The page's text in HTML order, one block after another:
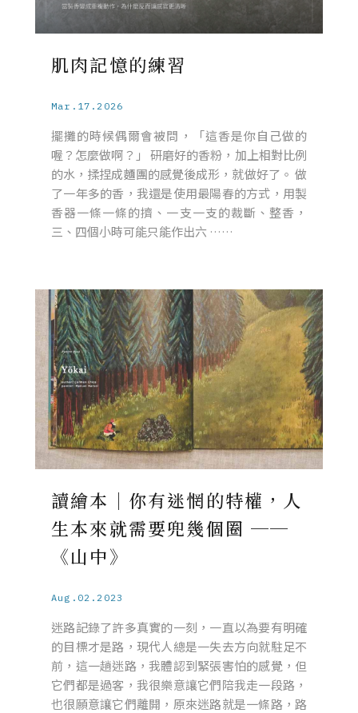
肌肉記憶的練習
Mar.17.2026
擺攤的時候偶爾會被問，「這香是你自己做的
喔？怎麼做啊？」 研磨好的香粉，加上相對比例
的水，揉捏成麵團的感覺後成形，就做好了。 做
了一年多的香，我還是使用最陽春的方式，用製
香器一條一條的擠、一支一支的裁斷、整香，
三、四個小時可能只能作出六 ……
讀繪本｜你有迷惘的特權，人
生本來就需要兜幾個圈 ──
《山中》
Aug.02.2023
迷路記錄了許多真實的一刻，一直以為要有明確
的目標才是路，現代人總是一失去方向就駐足不
前，這一趟迷路，我體認到緊張害怕的感覺，但
它們都是過客，我很樂意讓它們陪我走一段路，
也很願意讓它們離開，原來迷路就是一條路，路